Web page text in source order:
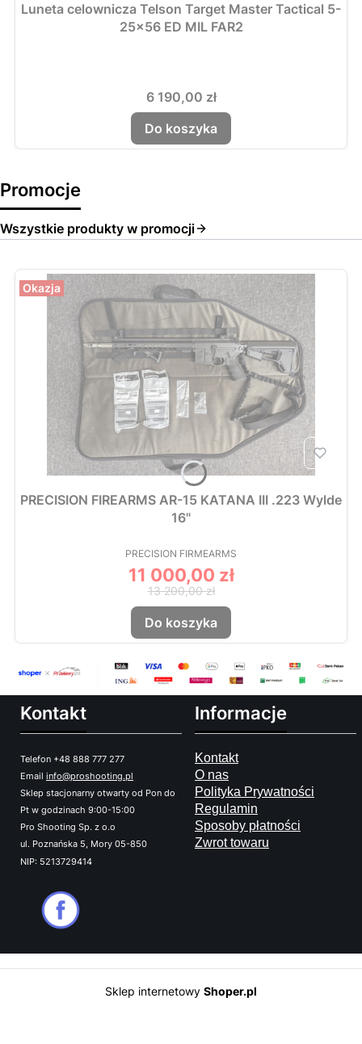
Luneta celownicza Telson Target Master Tactical 5-
25x56 ED MIL FAR2
Cena
6 190,00 zł
Do koszyka
Promocje
Wszystkie produkty w promocji
Okazja
PRECISION FIREARMS AR-15 KATANA III .223 Wylde
16"
PRODUCENT
PRECISION FIRMEARMS
Cena promocyjna
11 000,00 zł
13 200,00 zł
Do koszyka
Kontakt
Telefon +48 888 777 277
Email info@proshooting.pl
Sklep stacjonarny otwarty od Pon do
Pt w godzinach 9:00-15:00
Pro Shooting Sp. z o.o
ul. Poznańska 5, Mory 05-850
NIP: 5213729414
Informacje
Kontakt
O nas
Polityka Prywatności
Regulamin
Sposoby płatności
Zwrot towaru
Sklep internetowy Shoper.pl